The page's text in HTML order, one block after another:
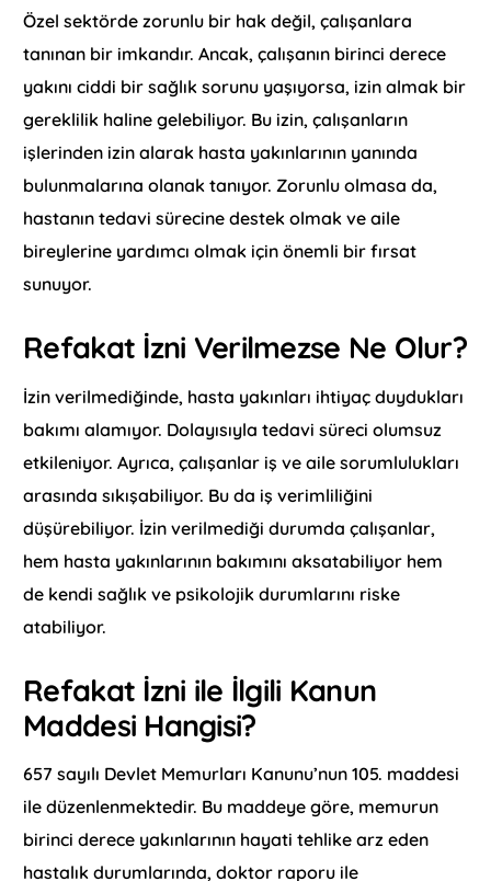
Özel sektörde zorunlu bir hak değil, çalışanlara
tanınan bir imkandır. Ancak, çalışanın birinci derece
yakını ciddi bir sağlık sorunu yaşıyorsa, izin almak bir
gereklilik haline gelebiliyor. Bu izin, çalışanların
işlerinden izin alarak hasta yakınlarının yanında
bulunmalarına olanak tanıyor. Zorunlu olmasa da,
hastanın tedavi sürecine destek olmak ve aile
bireylerine yardımcı olmak için önemli bir fırsat
sunuyor.
Refakat İzni Verilmezse Ne Olur?
İzin verilmediğinde, hasta yakınları ihtiyaç duydukları
bakımı alamıyor. Dolayısıyla tedavi süreci olumsuz
etkileniyor. Ayrıca, çalışanlar iş ve aile sorumlulukları
arasında sıkışabiliyor. Bu da iş verimliliğini
düşürebiliyor. İzin verilmediği durumda çalışanlar,
hem hasta yakınlarının bakımını aksatabiliyor hem
de kendi sağlık ve psikolojik durumlarını riske
atabiliyor.
Refakat İzni ile İlgili Kanun
Maddesi Hangisi?
657 sayılı Devlet Memurları Kanunu’nun 105. maddesi
ile düzenlenmektedir. Bu maddeye göre, memurun
birinci derece yakınlarının hayati tehlike arz eden
hastalık durumlarında, doktor raporu ile